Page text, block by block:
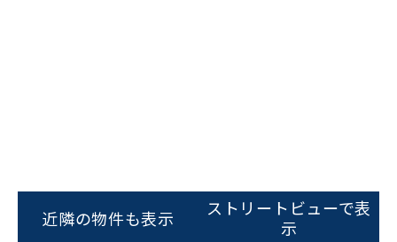
をお伝えいただくと
スムーズにご案内できます
近隣の物件も表示
ストリートビューで表
示